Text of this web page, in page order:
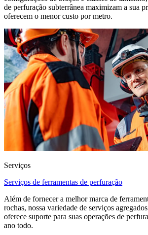
de perfuração subterrânea maximizam a sua
oferecem o menor custo por metro.
Serviços
Serviços de ferramentas de perfuração
Além de fornecer a melhor marca de
rochas, nossa variedade de serviços
oferece suporte para suas operações de
ano todo.